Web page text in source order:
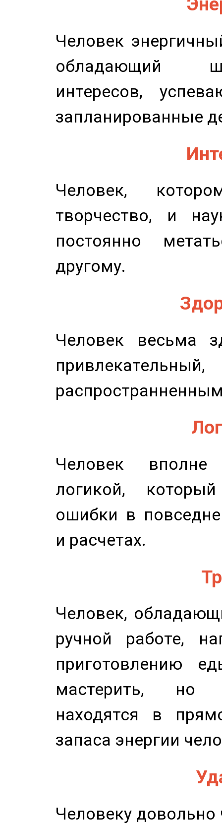
Человек
обладающий
интересов,
запланированные
Человек,
творчество, и
постоянно
другому.
Человек весьма
Человек
логикой,
ошибки в
и расчетах.
Человек,
ручной работе,
приготовлению
мастерить, но
находятся в
запаса энергии
Человеку довольно